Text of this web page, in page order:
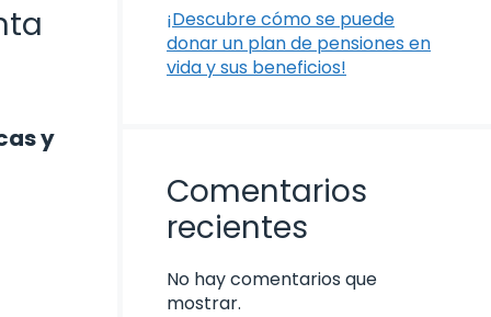
y
¡Descubre cómo se puede
donar un plan de pensiones en
vida y sus beneficios!
Comentarios
recientes
No hay comentarios que
mostrar.